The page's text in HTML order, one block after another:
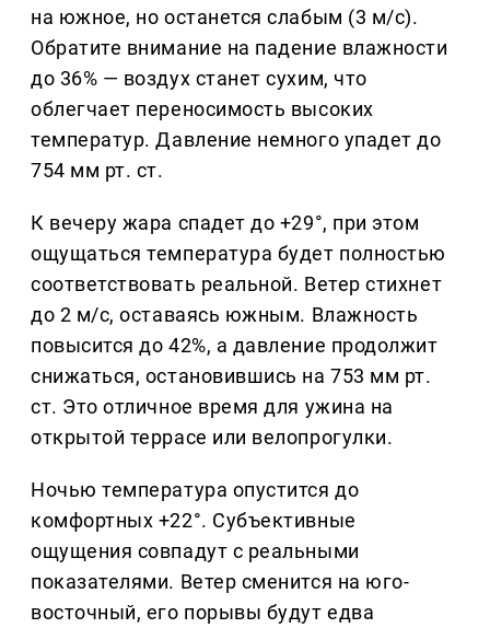
на южное, но останется слабым (3 м/с).
Обратите внимание на падение влажности
до 36% — воздух станет сухим, что
облегчает переносимость высоких
температур. Давление немного упадет до
754 мм рт. ст.
К вечеру жара спадет до +29°, при этом
ощущаться температура будет полностью
соответствовать реальной. Ветер стихнет
до 2 м/с, оставаясь южным. Влажность
повысится до 42%, а давление продолжит
снижаться, остановившись на 753 мм рт.
ст. Это отличное время для ужина на
открытой террасе или велопрогулки.
Ночью температура опустится до
комфортных +22°. Субъективные
ощущения совпадут с реальными
показателями. Ветер сменится на юго-
восточный, его порывы будут едва